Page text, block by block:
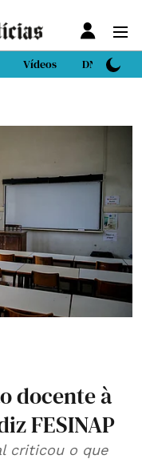
Vídeos DN Sport
docente à
FESINAP
criticou o que